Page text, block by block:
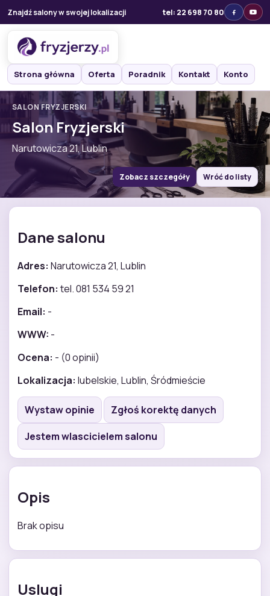
Znajdź salony w swojej lokalizacji tel: 22 698 70 80
Strona główna Oferta Poradnik Kontakt Konto
SALON FRYZJERSKI
Salon Fryzjerski
Narutowicza 21, Lublin
Zobacz szczegóły Wróć do listy
Dane salonu
Adres: Narutowicza 21, Lublin
Telefon: tel. 081 534 59 21
Email: -
WWW: -
Ocena: - (0 opinii)
Lokalizacja: lubelskie, Lublin, Śródmieście
Wystaw opinie
Zgłoś korektę danych
Jestem wlascicielem salonu
Opis
Brak opisu
Uslugi